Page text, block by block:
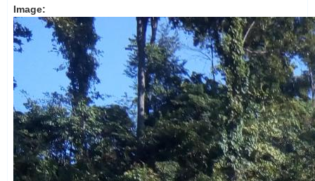
Image: